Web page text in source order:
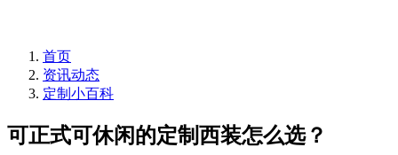
首页
资讯动态
定制小百科
可正式可休闲的定制西装怎么选？